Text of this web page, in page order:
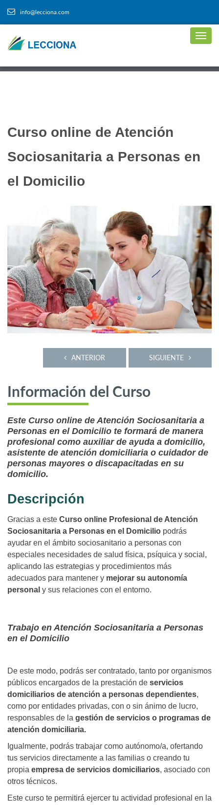
info@lecciona.com
Curso online de Atención
Sociosanitaria a Personas en
el Domicilio
SIGUIENTE
ANTERIOR
Información del Curso
Este Curso online de Atención Sociosanitaria a
Personas en el Domicilio te formará de manera
profesional como auxiliar de ayuda a domicilio,
asistente de atención domiciliaria o cuidador de
personas mayores o discapacitadas en su
domicilio.
Descripción
Gracias a este Curso online Profesional de Atención
Sociosanitaria a Personas en el Domicilio podrás
ayudar en el ámbito sociosanitario a personas con
especiales necesidades de salud física, psíquica y social,
aplicando las estrategias y procedimientos más
adecuados para mantener y mejorar su autonomía
personal y sus relaciones con el entorno.
Trabajo en Atención Sociosanitaria a Personas
en el Domicilio
De este modo, podrás ser contratado, tanto por organismos
públicos encargados de la prestación de servicios
domiciliarios de atención a personas dependientes,
como por entidades privadas, con o sin ánimo de lucro,
responsables de la gestión de servicios o programas de
atención domiciliaria.
Igualmente, podrás trabajar como autónomo/a, ofertando
tus servicios directamente a las familias o creando tu
propia empresa de servicios domiciliarios, asociado con
otros técnicos.
Este curso te permitirá ejercer tu actividad profesional en la